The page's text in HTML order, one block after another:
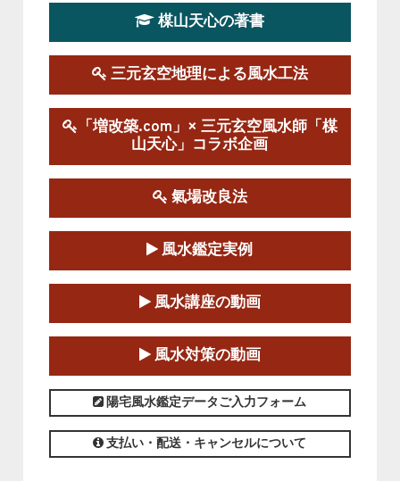
第１９期立命塾実践的風水学講座
この講座の募集は終了しました。
陰宅三元玄空風水講座
2025-06-07～2025-06-08
この講座の募集は終了しました。
第１８期立命塾『実践的易学講座』
2025-06-21～2025-08-24
この講座の募集は終了しました。
第１８期立命塾「実践的四柱立命学（四
柱推命学）講座」
2025-01-11～2025-05-11
この講座の募集は終了しました。
楳山天心の著書
三元玄空地理による風水工法
「増改築.com」× 三元玄空風水師「楳
山天心」コラボ企画
氣場改良法
風水鑑定実例
風水講座の動画
風水対策の動画
陽宅風水鑑定データご入力フォーム
支払い・配送・キャンセルについて